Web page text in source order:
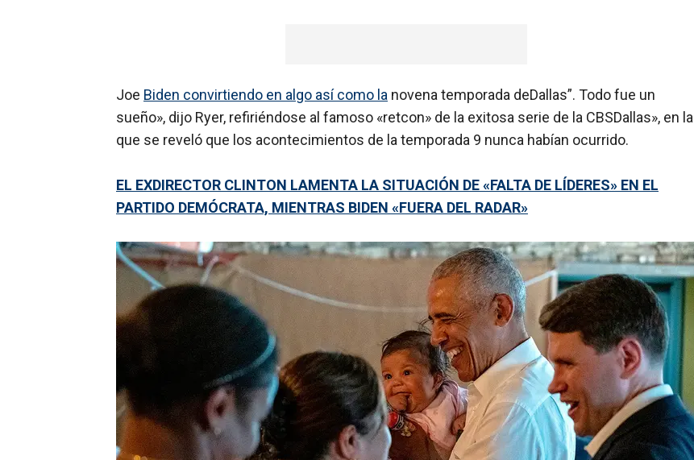
Joe Biden convirtiendo en algo así como la novena temporada deDallas”. Todo fue un
sueño», dijo Ryer, refiriéndose al famoso «retcon» de la exitosa serie de la CBSDallas», en la
que se reveló que los acontecimientos de la temporada 9 nunca habían ocurrido.
EL EXDIRECTOR CLINTON LAMENTA LA SITUACIÓN DE «FALTA DE LÍDERES» EN EL
PARTIDO DEMÓCRATA, MIENTRAS BIDEN «FUERA DEL RADAR»